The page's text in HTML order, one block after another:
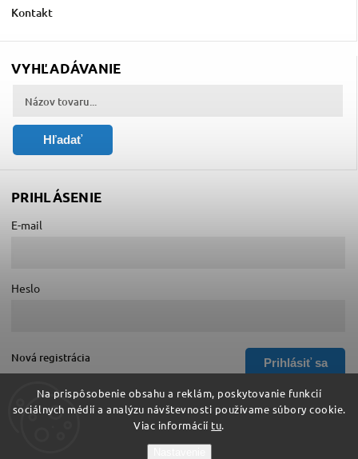
Na prispôsobenie obsahu a reklám, poskytovanie funkcií
sociálnych médií a analýzu návštevnosti používame súbory cookie.
Viac informácií tu.
Kontakt
VYHĽADÁVANIE
Hľadať
PRIHLÁSENIE
E-mail
Heslo
Prihlásiť sa
Nová registrácia
Zabudnuté heslo
Hurá do školy. Všetky práva vyhradené.